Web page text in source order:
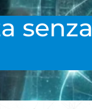
senza